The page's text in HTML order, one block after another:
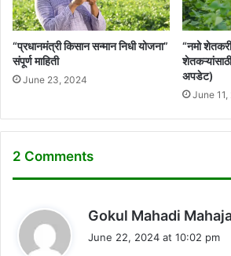
“प्रधानमंत्री किसान सन्मान निधी योजना”
संपूर्ण माहिती
June 23, 2024
“नमो
अपडेट)
June
2 Comments
Gokul Mahadi
June 22, 2024 at 10:02 pm